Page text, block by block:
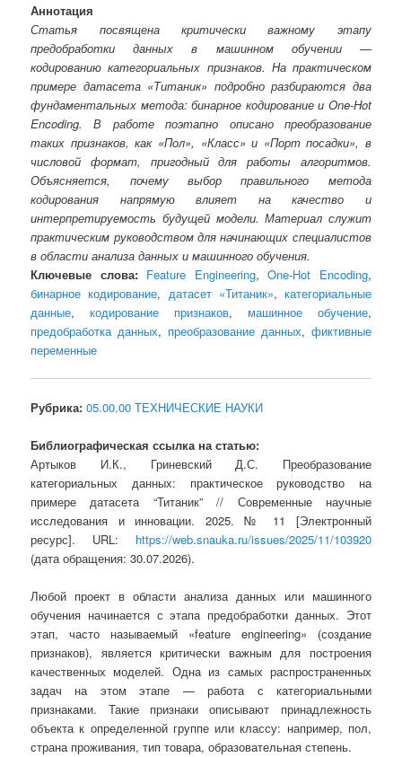
Аннотация
Статья посвящена критически важному этапу
предобработки данных в машинном обучении —
кодированию категориальных признаков. На практическом
примере датасета «Титаник» подробно разбираются два
фундаментальных метода: бинарное кодирование и One-Hot
Encoding. В работе поэтапно описано преобразование
таких признаков, как «Пол», «Класс» и «Порт посадки», в
числовой формат, пригодный для работы алгоритмов.
Объясняется, почему выбор правильного метода
кодирования напрямую влияет на качество и
интерпретируемость будущей модели. Материал служит
практическим руководством для начинающих специалистов
в области анализа данных и машинного обучения.
Ключевые слова: Feature Engineering,One-Hot Encoding,
бинарное кодирование, датасет «Титаник», категориальные
данные,кодирование признаков, машинное обучение,
предобработка данных, преобразование данных, фиктивные
переменные
Рубрика: 05.00.00 ТЕХНИЧЕСКИЕ НАУКИ
Библиографическая ссылка на статью:
Артыков И.К., Гриневский Д.С. Преобразование
категориальных данных: практическое руководство на
примере датасета “Титаник” // Современные научные
исследования и инновации. 2025. № 11 [Электронный
ресурс]. URL: https://web.snauka.ru/issues/2025/11/103920
(дата обращения: 30.07.2026).
Любой проект в области анализа данных или машинного
обучения начинается с этапа предобработки данных. Этот
этап, часто называемый «feature engineering» (создание
признаков), является критически важным для построения
качественных моделей. Одна из самых распространенных
задач на этом этапе — работа с категориальными
признаками. Такие признаки описывают принадлежность
объекта к определенной группе или классу: например, пол,
страна проживания, тип товара, образовательная степень.